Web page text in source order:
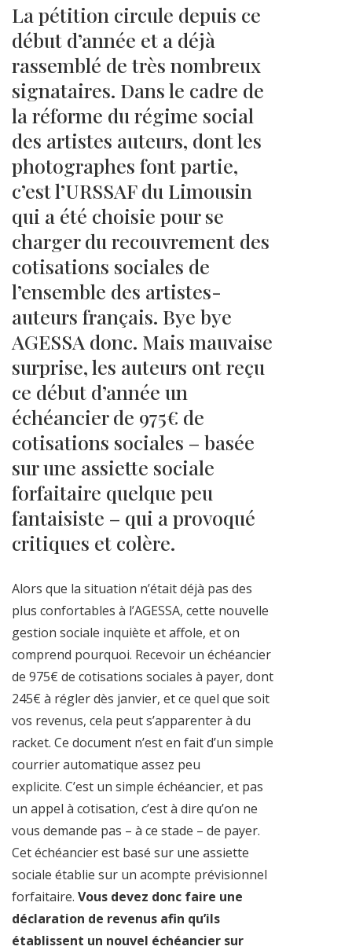
La pétition circule depuis ce
début d’année et a déjà
rassemblé de très nombreux
signataires. Dans le cadre de
la réforme du régime social
des artistes auteurs, dont les
photographes font partie,
c’est l’URSSAF du Limousin
qui a été choisie pour se
charger du recouvrement des
cotisations sociales de
l’ensemble des artistes-
auteurs français. Bye bye
AGESSA donc. Mais mauvaise
surprise, les auteurs ont reçu
ce début d’année un
échéancier de 975€ de
cotisations sociales – basée
sur une assiette sociale
forfaitaire quelque peu
fantaisiste – qui a provoqué
critiques et colère.
Alors que la situation n’était déjà pas des
plus confortables à l’AGESSA, cette nouvelle
gestion sociale inquiète et affole, et on
comprend pourquoi. Recevoir un échéancier
de 975€ de cotisations sociales à payer, dont
245€ à régler dès janvier, et ce quel que soit
vos revenus, cela peut s’apparenter à du
racket. Ce document n’est en fait d’un simple
courrier automatique assez peu
explicite. C’est un simple échéancier, et pas
un appel à cotisation, c’est à dire qu’on ne
vous demande pas – à ce stade – de payer.
Cet échéancier est basé sur une assiette
sociale établie sur un acompte prévisionnel
forfaitaire. Vous devez donc faire une
déclaration de revenus afin qu’ils
établissent un nouvel échéancier sur